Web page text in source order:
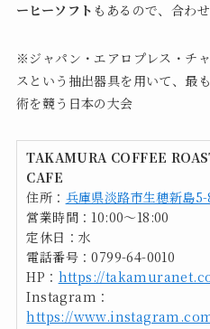
ーヒーソフト もあるので、合わ
※ジャパン・エアロプレス・チ
スという抽出器具を用いて、最
術を競う日本の大会
TAKAMURA COFFEE
CAFE
住所： 兵庫県淡路市生穂新島5-
営業時間：10:00〜18:00
定休日：水
電話番号：0799-64-0010
HP： https://
Instagram：
https://